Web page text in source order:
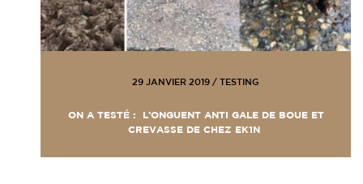
29 JANVIER 2019 / TESTING
ON A TESTÉ : L’ONGUENT ANTI GALE DE BOUE ET
CREVASSE DE CHEZ EK1N